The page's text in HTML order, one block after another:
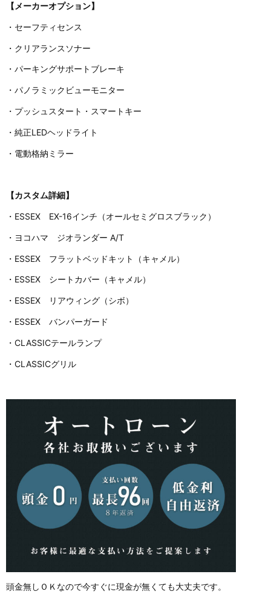
【メーカーオプション】
・セーフティセンス
・クリアランスソナー
・パーキングサポートブレーキ
・パノラミックビューモニター
・プッシュスタート・スマートキー
・純正LEDヘッドライト
・電動格納ミラー
【カスタム詳細】
・ESSEX EX-16インチ（オールセミグロスブラック）
・ヨコハマ ジオランダー A/T
・ESSEX フラットベッドキット（キャメル）
・ESSEX シートカバー（キャメル）
・ESSEX リアウィング（シボ）
・ESSEX バンパーガード
・CLASSICテールランプ
・CLASSICグリル
頭金無しＯＫなので今すぐに現金が無くても大丈夫です。